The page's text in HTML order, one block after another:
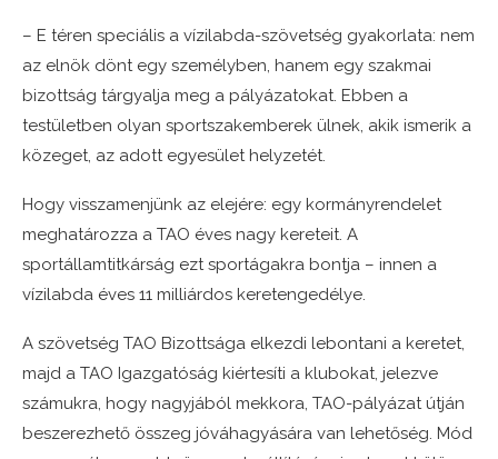
– E téren speciális a vízilabda-szövetség gyakorlata: nem
az elnök dönt egy személyben, hanem egy szakmai
bizottság tárgyalja meg a pályázatokat. Ebben a
testületben olyan sportszakemberek ülnek, akik ismerik a
közeget, az adott egyesület helyzetét.
Hogy visszamenjünk az elejére: egy kormányrendelet
meghatározza a TAO éves nagy kereteit. A
sportállamtitkárság ezt sportágakra bontja – innen a
vízilabda éves 11 milliárdos keretengedélye.
A szövetség TAO Bizottsága elkezdi lebontani a keretet,
majd a TAO Igazgatóság kiértesíti a klubokat, jelezve
számukra, hogy nagyjából mekkora, TAO-pályázat útján
beszerezhető összeg jóváhagyására van lehetőség. Mód